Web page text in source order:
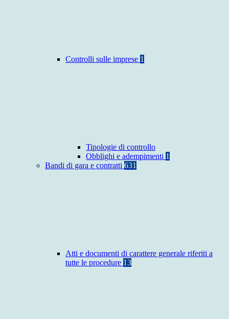
Controlli sulle imprese 1
Tipologie di controllo
Obblighi e adempimenti 1
Bandi di gara e contratti 631
Atti e documenti di carattere generale riferiti a
tutte le procedure 13